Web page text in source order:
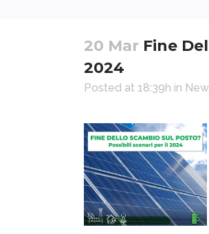
20 Mar Fine
2024
Posted at 18:39h in